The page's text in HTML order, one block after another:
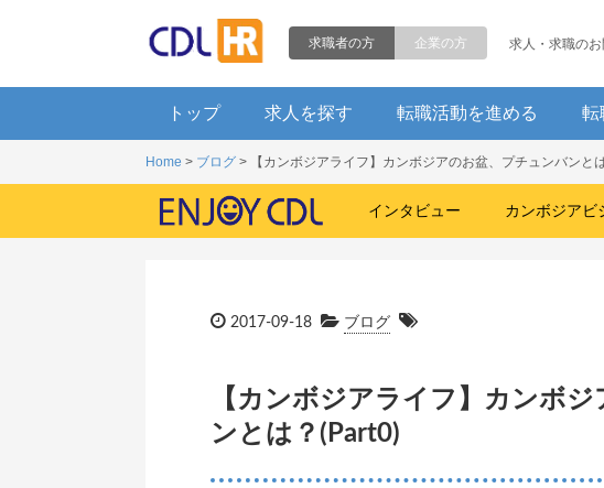
求人・求職の
求職者の方 企業の方
トップ 求人を探す 転職活動を進める 転
Home > ブログ > 【カンボジアライフ】カンボジアのお盆、プチュンバンと
インタビュー カンボジアビ
2017-09-18 ブログ
【カンボジアライフ】カンボ
ンとは？(Part0)